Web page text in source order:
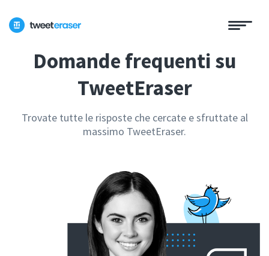
Domande frequenti su
TweetEraser
Trovate tutte le risposte che cercate e sfruttate al
massimo TweetEraser.